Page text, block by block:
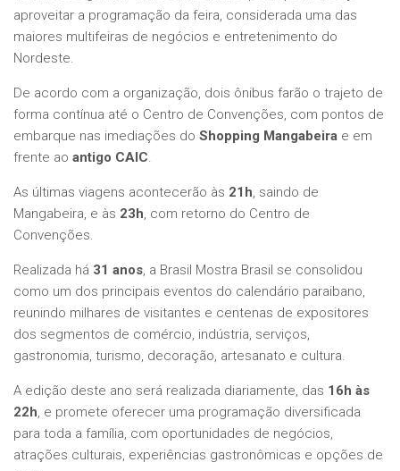
aproveitar a programação da feira, considerada uma das
maiores multifeiras de negócios e entretenimento do
Nordeste.
De acordo com a organização, dois ônibus farão o trajeto de
forma contínua até o Centro de Convenções, com pontos de
embarque nas imediações do Shopping Mangabeira e em
frente ao antigo CAIC
As últimas viagens acontecerão às 21h , saindo de
Mangabeira, e às 23h , com retorno do Centro de
Convenções.
Realizada há 31 anos , a Brasil Mostra Brasil se consolidou
como um dos principais eventos do calendário paraibano,
reunindo milhares de visitantes e centenas de expositores
dos segmentos de comércio, indústria, serviços,
gastronomia, turismo, decoração, artesanato e cultura.
A edição deste ano será realizada diariamente, das 16h às
22h , e promete oferecer uma programação diversificada
para toda a família, com oportunidades de negócios,
atrações culturais, experiências gastronômicas e opções de